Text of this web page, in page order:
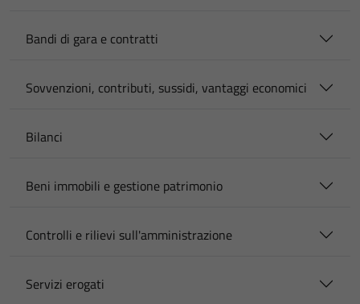
Bandi di gara e contratti
Sovvenzioni, contributi, sussidi, vantaggi economici
Bilanci
Beni immobili e gestione patrimonio
Controlli e rilievi sull'amministrazione
Servizi erogati